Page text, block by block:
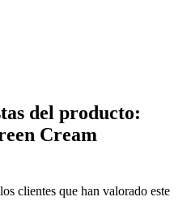
del producto:
Cream
clientes que han valorado este